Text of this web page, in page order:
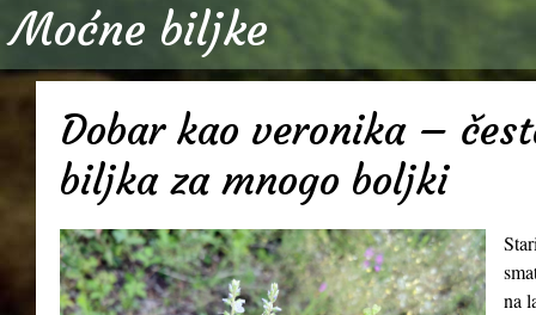
Moćne biljke
Dobar kao veronika –
biljka za mnogo boljki
na